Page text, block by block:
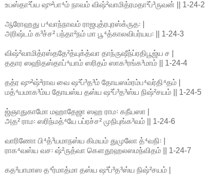
உபஸ்தா²ப்ய ஷு²பா⁴ம் நாவம் விஷ்²வாமித்ரமதா²ப்³ருவன் || 1-24-2
ஆரோஹது ப⁴வாந்நாவம் ராஜபுத்ரபுரஸ்க்ருத꞉ |
அரிஷ்டம் க³ச்ச² பந்தா²நம் மா பூ⁴த்காலவிபர்யய꞉ || 1-24-3
விஷ்²வாமித்ரஸ்ததே²த்யுக்த்வா தாந்ருஷீந்ப்ரதிபூஜ்ய ச |
ததார ஸஹிதஸ்தாப்⁴யாம் ஸரிதம் ஸாக³ரங்க³மாம் || 1-24-4
தத்ர ஷு²ஷ்²ராவ வை ஷ²ப்³த³ம் தோயஸம்ரம்ப⁴வர்தி⁴தம் |
மத்⁴யமாக³ம்ய தோயஸ்ய தஸ்ய ஷ²ப்³த³ஸ்ய நிஷ்²சயம் || 1-24-5
ஜ்ஞாதுகாமோ மஹாதேஜா ஸஹ ராம꞉ கநீயஸா |
அத² ராம꞉ ஸரிந்மத்⁴யே பப்ரச்ச² முநிபுங்க³வம் || 1-24-6
வாரிணோ பி⁴த்³யமாநஸ்ய கிமயம் துமுலோ த்⁴வநி꞉ |
ராக⁴வஸ்ய வச꞉ ஷ்²ருத்வா கௌதூஹலஸமந்விதம் || 1-24-7
கத²யாமாஸ த⁴ர்மாத்மா தஸ்ய ஷ²ப்³த³ஸ்ய நிஷ்²சயம் |